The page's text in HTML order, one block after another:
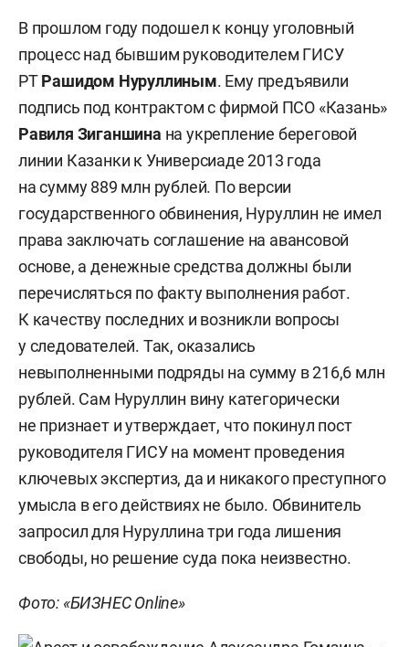
В прошлом году подошел к концу уголовный
процесс над бывшим руководителем ГИСУ
РТРашидом Нуруллиным. Ему предъявили
подпись под контрактом с фирмой ПСО «Казань»
Равиля Зиганшина на укрепление береговой
линии Казанки к Универсиаде 2013 года
на сумму 889 млн рублей. По версии
государственного обвинения, Нуруллин не имел
права заключать соглашение на авансовой
основе, а денежные средства должны были
перечисляться по факту выполнения работ.
К качеству последних и возникли вопросы
у следователей. Так, оказались
невыполненными подряды на сумму в 216,6 млн
рублей. Сам Нуруллин вину категорически
не признает и утверждает, что покинул пост
руководителя ГИСУ на момент проведения
ключевых экспертиз, да и никакого преступного
умысла в его действиях не было. Обвинитель
запросил для Нуруллина три года лишения
свободы, но решение суда пока неизвестно.
Фото: «БИЗНЕС Online»